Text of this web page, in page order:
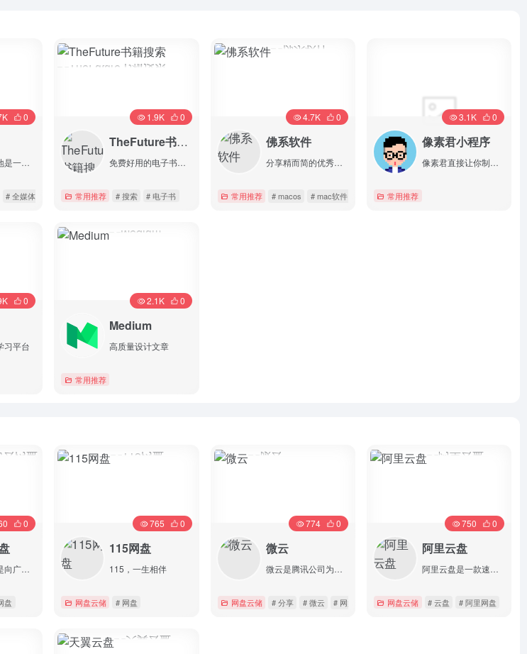
最省事聚集地是一个内容创作与分享社区，专注收集和分享负责任、有智趣、贴近生活的内容。
0
# 全媒体 # 博主社区
TheFuture书籍搜索
免费好用的电子书搜索引擎
1.9K 0
常用推荐 # 搜索 # 电子书
佛系软件
分享精而简的优秀软件
4.7K 0
常用推荐 # macos # mac软件 # windows
像素君小程序
像素君直接让你制作属于你自己的像素头像，简单操作，独特风格。
3.1K 0
常用推荐
习平台
0
Medium
高质量设计文章
2.1K 0
常用推荐
盘它云网盘是向广大用户提供上传空间和技术的信息存储空间服务平台。
0
盘
115网盘
115，一生相伴
765 0
网盘云储 # 网盘
微云
微云是腾讯公司为用户精心打造的一项智能云服务
774 0
网盘云储 # 分享 # 微云 # 网盘
阿里云盘
阿里云盘是一款速度快的个人网盘
750 0
网盘云储 # 云盘 # 阿里网盘